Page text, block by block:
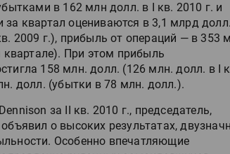
в 162 млн долл. в I кв. 2010 г. и
квартал оцениваются в 3,1 млрд долл.
2009 г.), прибыль от операций — в 353
При этом прибыль
158 млн. долл. (126 млн. долл. в I
долл. (убытки в 78 млн. долл.).
за II кв. 2010 г., председатель,
о высоких результатах,
Особенно впечатляющие